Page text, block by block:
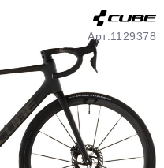
Арт:1129378